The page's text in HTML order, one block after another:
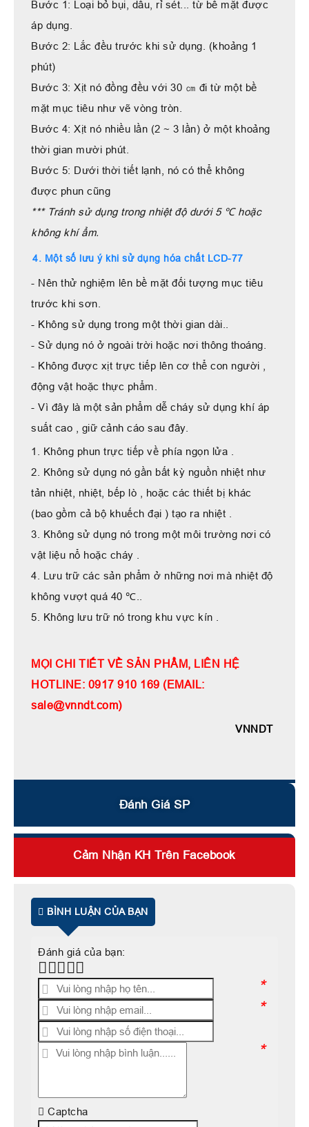
Bước 1: Loại bỏ bụi, dầu, rỉ sét... từ bề mặt được
áp dụng.
Bước 2: Lắc đều trước khi sử dụng. (khoảng 1
phút)
Bước 3: Xịt nó đồng đều với 30 ㎝ đi từ một bề
mặt mục tiêu như vẽ vòng tròn.
Bước 4: Xịt nó nhiều lần (2 ~ 3 lần) ở một khoảng
thời gian mười phút.
Bước 5: Dưới thời tiết lạnh, nó có thể không
được phun cũng
*** Tránh sử dụng trong nhiệt độ dưới 5 ℃ hoặc
không khí ẩm.
4. Một số lưu ý khi sử dụng hóa chất LCD-77
- Nên thử nghiệm lên bề mặt đối tượng mục tiêu
trước khi sơn.
- Không sử dụng trong một thời gian dài..
- Sử dụng nó ở ngoài trời hoặc nơi thông thoáng.
- Không được xịt trực tiếp lên cơ thể con người ,
động vật hoặc thực phẩm.
- Vì đây là một sản phẩm dễ cháy sử dụng khí áp
suất cao , giữ cảnh cáo sau đây.
1. Không phun trực tiếp về phía ngọn lửa .
2. Không sử dụng nó gần bất kỳ nguồn nhiệt như
tản nhiệt, nhiệt, bếp lò , hoặc các thiết bị khác
(bao gồm cả bộ khuếch đại ) tạo ra nhiệt .
3. Không sử dụng nó trong một môi trường nơi có
vật liệu nổ hoặc cháy .
4. Lưu trữ các sản phẩm ở những nơi mà nhiệt độ
không vượt quá 40 ℃..
5. Không lưu trữ nó trong khu vực kín .
MỌI CHI TIẾT VỀ SẢN PHẨM, LIÊN HỆ
HOTLINE: 0917 910 169 (EMAIL:
sale@vnndt.com)
VNNDT
Đánh Giá SP
Cảm Nhận KH Trên Facebook
BÌNH LUẬN CỦA BẠN
Đánh giá của bạn:
*
*
*
Captcha